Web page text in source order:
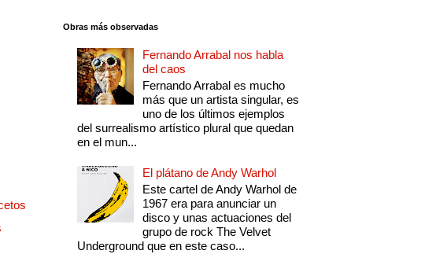
Obras más observadas
Fernando Arrabal nos habla
del caos
Fernando Arrabal es mucho
más que un artista singular, es
uno de los últimos ejemplos
del surrealismo artístico plural que quedan
en el mun...
El plátano de Andy Warhol
Este cartel de Andy Warhol de
1967 era para anunciar un
disco y unas actuaciones del
grupo de rock The Velvet
Underground que en este caso...